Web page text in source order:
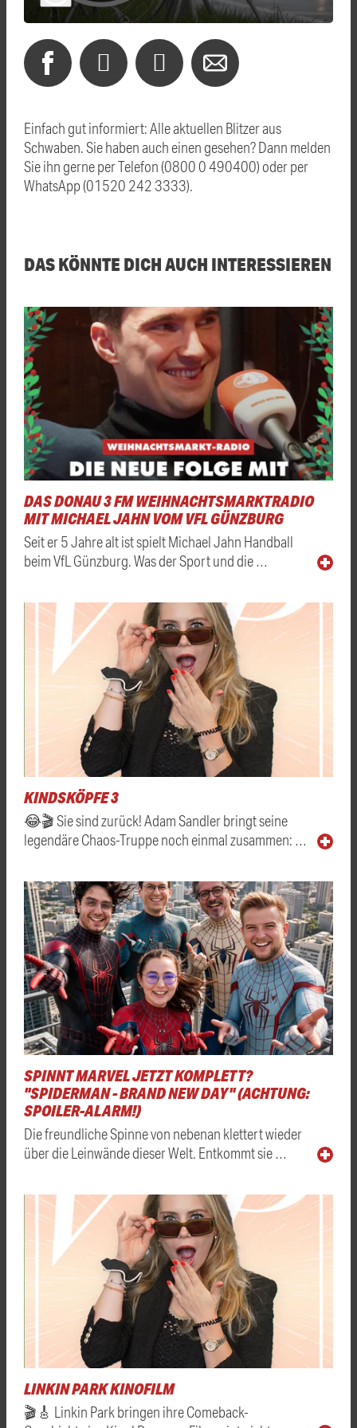
Einfach gut informiert: Alle aktuellen Blitzer aus
Schwaben. Sie haben auch einen gesehen? Dann melden
Sie ihn gerne per Telefon (0800 0 490400) oder per
WhatsApp (01520 242 3333).
DAS KÖNNTE DICH AUCH INTERESSIEREN
DAS DONAU 3 FM WEIHNACHTSMARKTRADIO
MIT MICHAEL JAHN VOM VFL GÜNZBURG
Seit er 5 Jahre alt ist spielt Michael Jahn Handball
beim VfL Günzburg. Was der Sport und die …
KINDSKÖPFE 3
😂🎬 Sie sind zurück! Adam Sandler bringt seine
legendäre Chaos-Truppe noch einmal zusammen: …
SPINNT MARVEL JETZT KOMPLETT?
"SPIDERMAN - BRAND NEW DAY" (ACHTUNG:
SPOILER-ALARM!)
Die freundliche Spinne von nebenan klettert wieder
über die Leinwände dieser Welt. Entkommt sie …
LINKIN PARK KINOFILM
🎬🎸 Linkin Park bringen ihre Comeback-